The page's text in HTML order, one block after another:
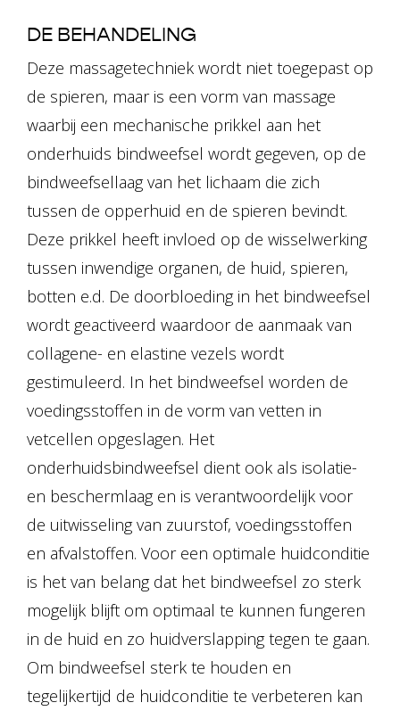
DE BEHANDELING
Deze massagetechniek wordt niet toegepast op
de spieren, maar is een vorm van massage
waarbij een mechanische prikkel aan het
onderhuids bindweefsel wordt gegeven, op de
bindweefsellaag van het lichaam die zich
tussen de opperhuid en de spieren bevindt.
Deze prikkel heeft invloed op de wisselwerking
tussen inwendige organen, de huid, spieren,
botten e.d. De doorbloeding in het bindweefsel
wordt geactiveerd waardoor de aanmaak van
collagene- en elastine vezels wordt
gestimuleerd. In het bindweefsel worden de
voedingsstoffen in de vorm van vetten in
vetcellen opgeslagen. Het
onderhuidsbindweefsel dient ook als isolatie-
en beschermlaag en is verantwoordelijk voor
de uitwisseling van zuurstof, voedingsstoffen
en afvalstoffen. Voor een optimale huidconditie
is het van belang dat het bindweefsel zo sterk
mogelijk blijft om optimaal te kunnen fungeren
in de huid en zo huidverslapping tegen te gaan.
Om bindweefsel sterk te houden en
tegelijkertijd de huidconditie te verbeteren kan